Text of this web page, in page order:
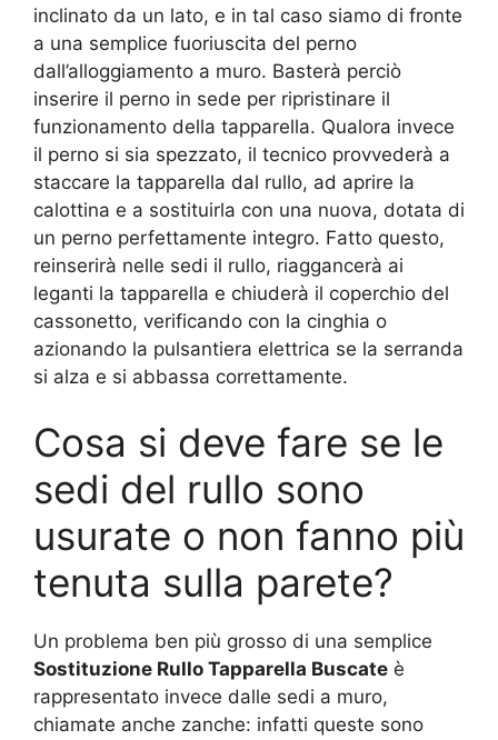
inclinato da un lato, e in tal caso siamo di fronte
a una semplice fuoriuscita del perno
dall’alloggiamento a muro. Basterà perciò
inserire il perno in sede per ripristinare il
funzionamento della tapparella. Qualora invece
il perno si sia spezzato, il tecnico provvederà a
staccare la tapparella dal rullo, ad aprire la
calottina e a sostituirla con una nuova, dotata di
un perno perfettamente integro. Fatto questo,
reinserirà nelle sedi il rullo, riaggancerà ai
leganti la tapparella e chiuderà il coperchio del
cassonetto, verificando con la cinghia o
azionando la pulsantiera elettrica se la serranda
si alza e si abbassa correttamente.
Cosa si deve fare se le
sedi del rullo sono
usurate o non fanno più
tenuta sulla parete?
Un problema ben più grosso di una semplice
Sostituzione Rullo Tapparella Buscate è
rappresentato invece dalle sedi a muro,
chiamate anche zanche: infatti queste sono